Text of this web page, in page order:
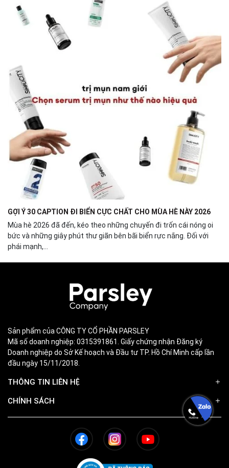
GỢI Ý 30 CAPTION ĐI BIỂN CỰC CHẤT CHO MÙA HÈ NÀY 2026
Mùa hè 2026 đã đến, kéo theo những chuyến đi trốn cái nóng oi
bức và những giây phút thư giãn bên bãi biển rực nắng. Đối với
phái mạnh,...
Sản phẩm của CÔNG TY CỔ PHẦN PARSLEY
Mã số doanh nghiệp: 0315391861. Giấy chứng nhận Đăng ký
Doanh nghiệp do Sở Kế hoạch và Đầu tư TP. Hồ Chí Minh cấp lần
đầu ngày 15/11/2018.
THÔNG TIN LIÊN HỆ
CHÍNH SÁCH